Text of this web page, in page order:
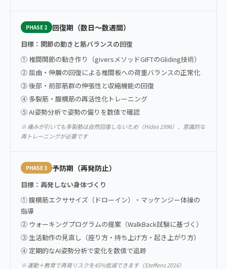
PHASE 2 回復期（数日〜数週間）
目標：関節の動きと筋バランスの回復
① 椎間関節の動き作り（giversメソッドGIFTのGliding技術）
② 屈曲・伸展の回復による椎間板への荷重バランスの正常化
③ 後部・前部筋群の伸張性と収縮機能の回復
④ 多裂筋・腹横筋の再活性化トレーニング
⑤ AI姿勢分析で姿勢の偏りを数値で確認
※ 痛みが引いても多裂筋は自然回復しないため（Hides 1996）、意識的な
再トレーニングが必要です
PHASE 3 予防期（再発防止）
目標：再発しない身体づくり
① 腹横筋エクササイズ（ドローイン）・マッケンジー体操の
指導
② ウォーキングプログラムの提案（WalkBack試験に基づく）
③ 生活動作の見直し（座り方・持ち上げ方・起き上がり方）
④ 定期的なAI姿勢分析で変化を数値で追跡
※ 運動＋教育で再発リスクを45%低減できます（Steffens 2016）